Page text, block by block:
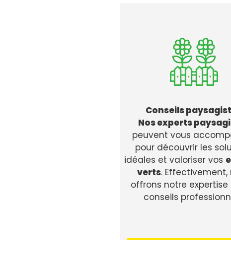
Conseils
Nos experts
peuvent vous
pour découvrir les
idéales et valoriser vos
verts. Effectivement,
offrons notre expertise
conseils